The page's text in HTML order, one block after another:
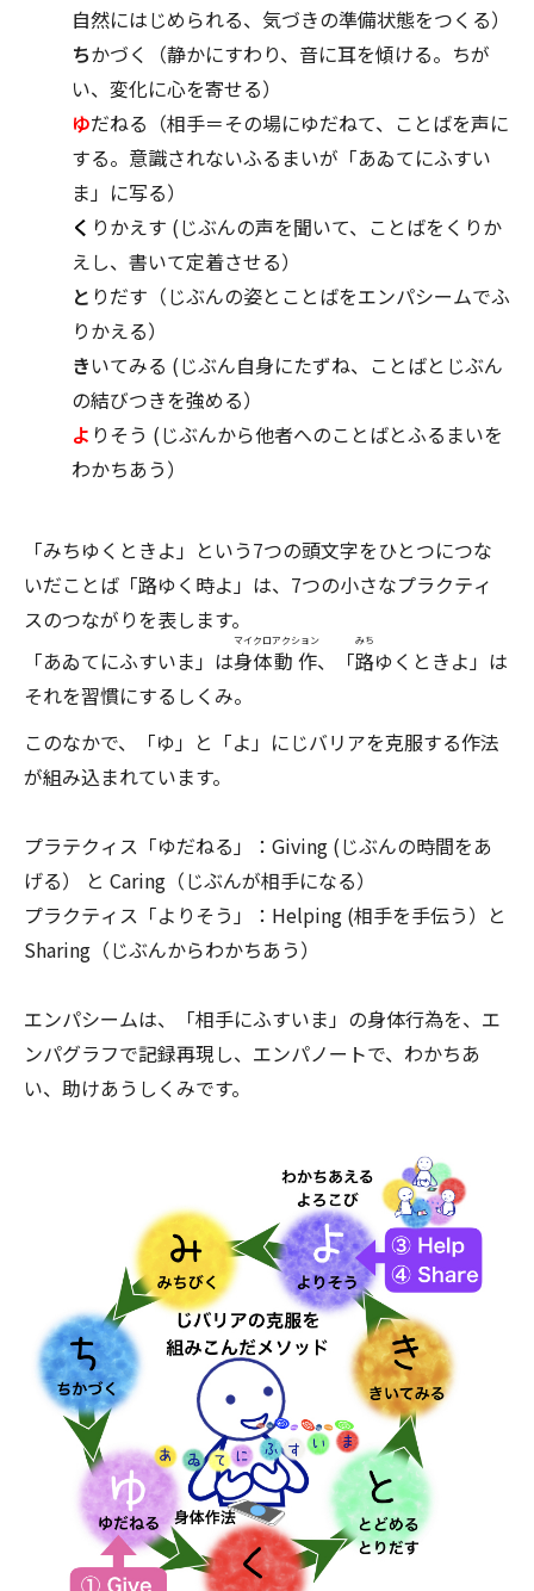
自然にはじめられる、気づきの準備状態をつくる）
ちかづく（静かにすわり、音に耳を傾ける。ちが
い、変化に心を寄せる）
ゆだねる（相手＝その場にゆだねて、ことばを声に
する。意識されないふるまいが「あゐてにふすい
ま」に写る）
く りかえす (じぶんの声を聞いて、ことばをくりか
えし、書いて定着させる）
と りだす（じぶんの姿とことばをエンパシームでふ
りかえる）
きいてみる (じぶん自身にたずね、ことばとじぶん
の結びつきを強める）
よ りそう (じぶんから他者へのことばとふるまいを
わかちあう）
「みちゆくときよ」という7つの頭文字をひとつにつな
いだことば「路ゆく時よ」は、7つの小さなプラクティ
スのつながりを表します。
「あゐてにふすいま」 は身体
マイクロ
動作
アクション
、「路
みち
ゆくときよ」は
それを習慣にするしくみ。
このなかで、「ゆ」と「よ」にじバリアを克服する作法
が組み込まれています。
プラテクィス「ゆだねる」：Giving (じぶんの時間をあ
げる） と Caring（じぶんが相手になる）
プラクティス「よりそう」：Helping (相手を手伝う）と
Sharing（じぶんからわかちあう）
エンパシームは、「相手にふすいま」の身体行為を、エ
ンパグラフで記録再現し、エンパノートで、わかちあ
い、助けあうしくみです。